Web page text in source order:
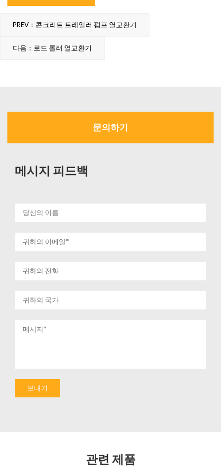
PREV：콘크리트 트레일러 펌프 열교환기
다음：로드 롤러 열교환기
문의하기
메시지 피드백
관련 제품